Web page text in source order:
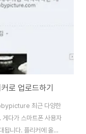
로 업로드하기
최근 다양한
게다가 스마트폰 사용자
됩니다. 플리커에 올린